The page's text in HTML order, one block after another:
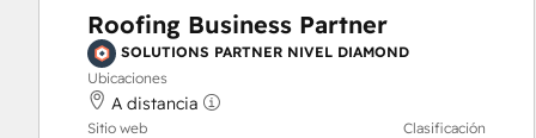
Roofing Business Partner
SOLUTIONS PARTNER NIVEL DIAMOND
Ubicaciones
A distancia
Sitio web Clasificación